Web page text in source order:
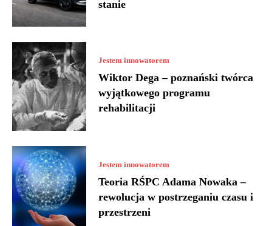
stanie
Jestem innowatorem
Wiktor Dega – poznański twórca
wyjątkowego programu
rehabilitacji
Jestem innowatorem
Teoria RŚPC Adama Nowaka –
rewolucja w postrzeganiu czasu i
przestrzeni